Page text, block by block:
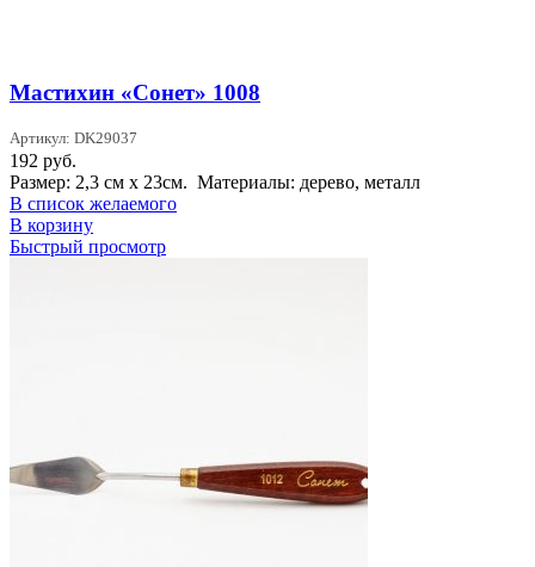
Мастихин «Сонет» 1008
Артикул: DK29037
192 руб.
Размер: 2,3 см х 23см. Материалы: дерево, металл
В список желаемого
В корзину
Быстрый просмотр